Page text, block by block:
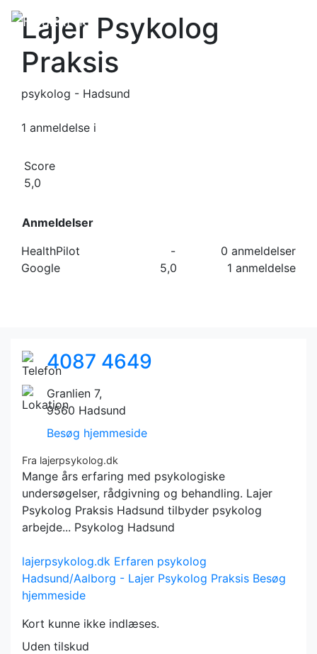
Lajer Psykolog
Praksis
psykolog - Hadsund
1 anmeldelse i
Score
5,0
Anmeldelser
HealthPilot
-
0 anmeldelser
Google
5,0 1 anmeldelse
4087 4649
Granlien 7,
9560 Hadsund
Besøg hjemmeside
Fra lajerpsykolog.dk
Mange års erfaring med psykologiske
undersøgelser, rådgivning og behandling. Lajer
Psykolog Praksis Hadsund tilbyder psykolog
arbejde... Psykolog Hadsund
lajerpsykolog.dk Erfaren psykolog
Hadsund/Aalborg - Lajer Psykolog Praksis Besøg
hjemmeside
Kort kunne ikke indlæses.
Uden tilskud